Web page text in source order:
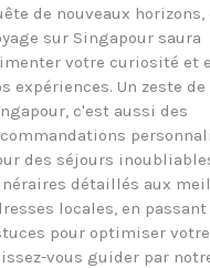
de nouveaux horizons,
sur Singapour saura
votre curiosité et
expériences. Un zeste de
c'est aussi des
des séjours
détaillés aux
locales, en
pour optimiser
vous guider par